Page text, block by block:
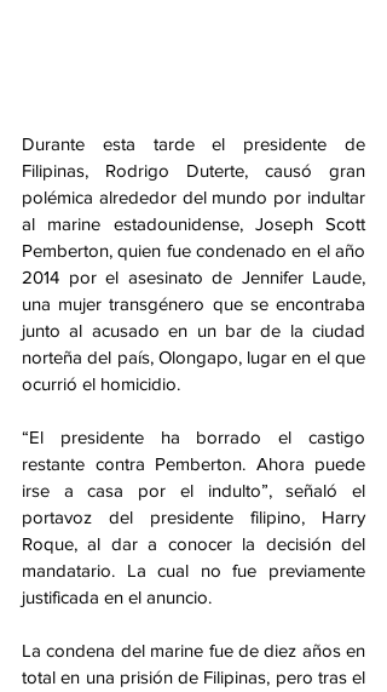
Durante esta tarde el presidente de
Filipinas, Rodrigo Duterte, causó gran
polémica alrededor del mundo por indultar
al marine estadounidense, Joseph Scott
Pemberton, quien fue condenado en el año
2014 por el asesinato de Jennifer Laude,
una mujer transgénero que se encontraba
junto al acusado en un bar de la ciudad
norteña del país, Olongapo, lugar en el que
ocurrió el homicidio.
“El presidente ha borrado el castigo
restante contra Pemberton. Ahora puede
irse a casa por el indulto”, señaló el
portavoz del presidente filipino, Harry
Roque, al dar a conocer la decisión del
mandatario. La cual no fue previamente
justificada en el anuncio.
La condena del marine fue de diez años en
total en una prisión de Filipinas, pero tras el